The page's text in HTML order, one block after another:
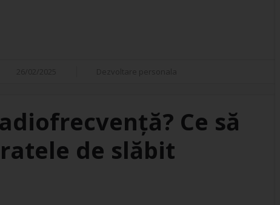
Ce să
de slăbit